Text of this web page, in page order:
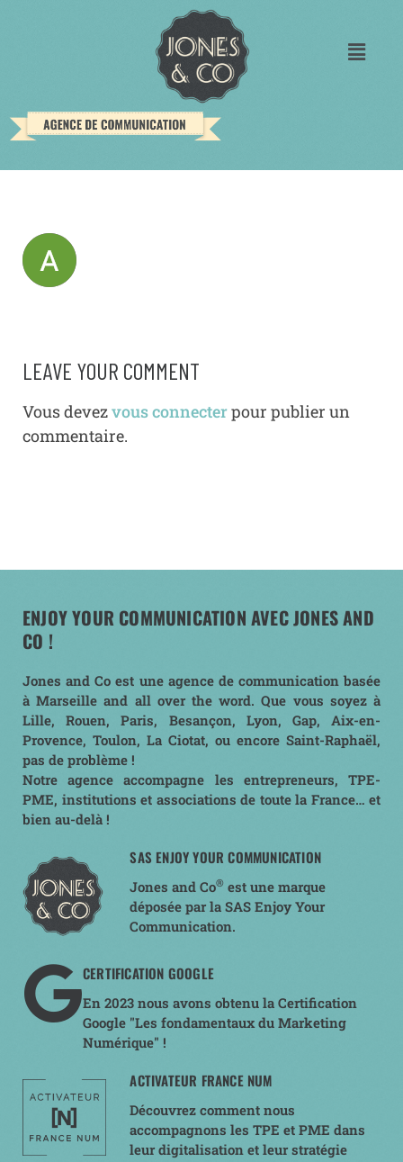
LEAVE YOUR COMMENT
Vous devezvous connecterpour publier un
commentaire.
ENJOY YOUR COMMUNICATION AVEC JONES AND
CO !
Jones and Co est une agence de communication basée
à Marseille and all over the word. Que vous soyez à
Lille, Rouen, Paris, Besançon, Lyon, Gap, Aix-en-
Provence, Toulon, La Ciotat, ou encore Saint-Raphaël,
pas de problème !
Notre agence accompagne les entrepreneurs, TPE-
PME, institutions et associations de toute la France… et
bien au-delà !
SAS ENJOY YOUR COMMUNICATION
Jones and Co® est une marque
déposée par la SAS Enjoy Your
Communication.
CERTIFICATION GOOGLE
En 2023 nous avons obtenu la Certification
Google "Les fondamentaux du Marketing
Numérique" !
ACTIVATEUR FRANCE NUM
Découvrez comment nous
accompagnons les TPE et PME dans
leur digitalisation et leur stratégie